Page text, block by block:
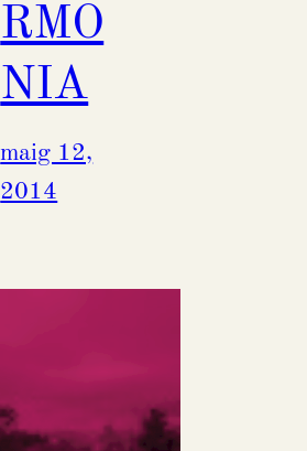
RMO
NIA
maig 12,
2014